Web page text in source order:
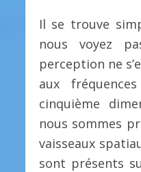
Il se trouve
nous voyez
perception ne
aux
cinquième
nous sommes
vaisseaux
sont présents